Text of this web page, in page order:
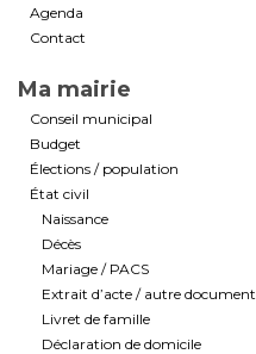
Agenda
Contact
Ma mairie
Conseil municipal
Budget
Élections / population
État civil
Naissance
Décès
Mariage / PACS
Extrait d’acte / autre document
Livret de famille
Déclaration de domicile